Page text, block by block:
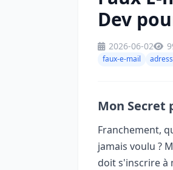
Dev
2026-06-02
faux-e-mail
Mon Secret
Franchement,
jamais voulu ?
doit s'inscrire à